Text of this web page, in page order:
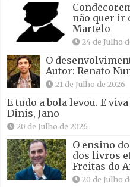
não quer ir
Martelo
24 de Julho
O
Autor: Renato
21 de Julho de 2026
E tudo a bola levou. E
Dinis, Jano
20 de Julho de 2026
O ensino
dos livros
Freitas do
20 de Julho